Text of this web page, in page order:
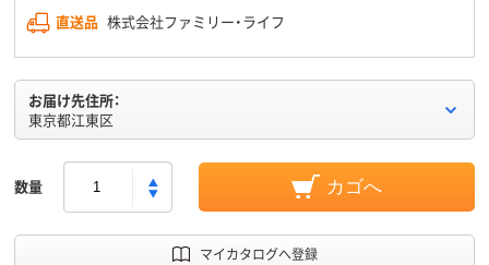
直送品 株式会社ファミリー・ライフ
お届け先住所：
東京都江東区
数量 カゴへ
マイカタログへ登録